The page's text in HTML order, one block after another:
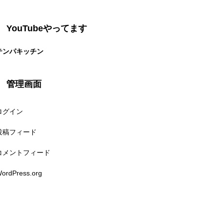
YouTubeやってます
ンパキッチン
管理画面
グイン
稿フィード
メントフィード